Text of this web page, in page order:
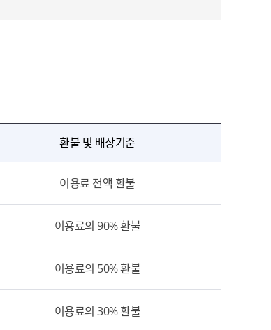
환불 및 배상기준
이용료 전액 환불
이용료의 90% 환불
이용료의 50% 환불
이용료의 30% 환불